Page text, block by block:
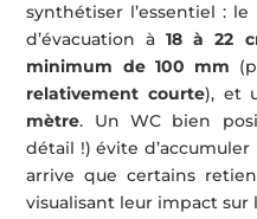
synthétiser l’essentiel : le
d’évacuation à18 à 22
minimum de 100 mm
relativement courte), et
mètre. Un WC bien
détail !) évite
arrive que certains
visualisant leur impact